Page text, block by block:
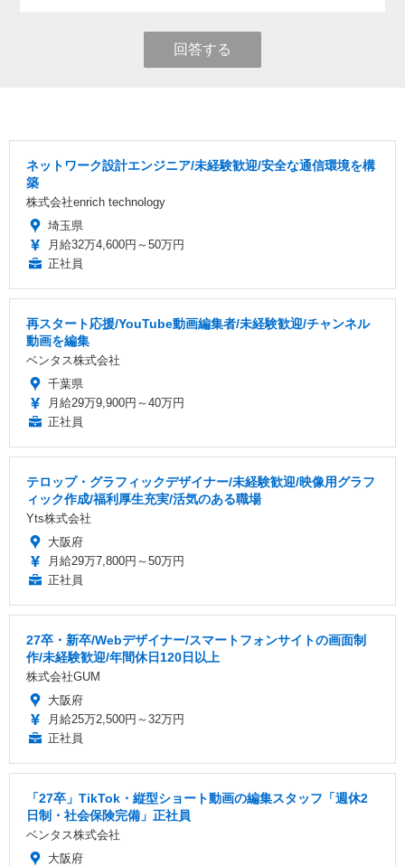
回答する
ネットワーク設計エンジニア/未経験歓迎/安全な通信環境を構
築
株式会社enrich technology
埼玉県
月給32万4,600円～50万円
正社員
再スタート応援/YouTube動画編集者/未経験歓迎/チャンネル
動画を編集
ベンタス株式会社
千葉県
月給29万9,900円～40万円
正社員
テロップ・グラフィックデザイナー/未経験歓迎/映像用グラフ
ィック作成/福利厚生充実/活気のある職場
Yts株式会社
大阪府
月給29万7,800円～50万円
正社員
27卒・新卒/Webデザイナー/スマートフォンサイトの画面制
作/未経験歓迎/年間休日120日以上
株式会社GUM
大阪府
月給25万2,500円～32万円
正社員
「27卒」TikTok・縦型ショート動画の編集スタッフ「週休2
日制・社会保険完備」正社員
ベンタス株式会社
大阪府